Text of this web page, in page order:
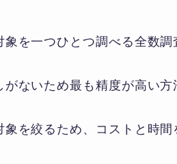
を一つひとつ調べる全数
ないため最も精度が高い
を絞るため、コストと時